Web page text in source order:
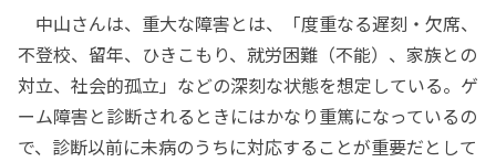
中山さんは、重大な障害とは、「度重なる遅刻・欠席、
不登校、留年、ひきこもり、就労困難（不能）、家族との
対立、社会的孤立」などの深刻な状態を想定している。ゲ
ーム障害と診断されるときにはかなり重篤になっているの
で、診断以前に未病のうちに対応することが重要だとして